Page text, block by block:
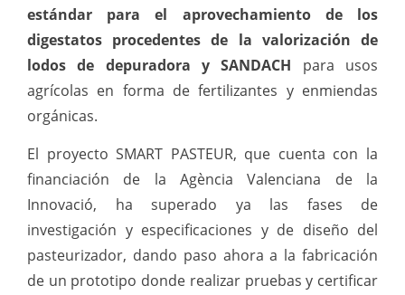
estándar para el aprovechamiento de los
digestatos procedentes de la valorización de
lodos de depuradora y SANDACH para usos
agrícolas en forma de fertilizantes y enmiendas
orgánicas.
El proyecto SMART PASTEUR, que cuenta con la
financiación de la Agència Valenciana de la
Innovació, ha superado ya las fases de
investigación y especificaciones y de diseño del
pasteurizador, dando paso ahora a la fabricación
de un prototipo donde realizar pruebas y certificar